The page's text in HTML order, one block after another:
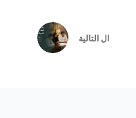
ال التالية